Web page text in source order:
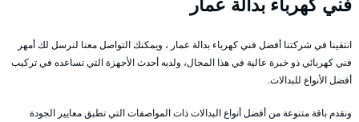
انتقينا في شركتنا أفضل فني كهرباء بدالة عمار ، ويمكنك التواصل معنا لنرسل لك أمهر
فني كهربائي ذو خبرة عالية في هذا المجال، ولديه أحدث الأجهزة التي تساعده في تركيب
أفضل الأنواع للبدالات.
ونقدم باقة متنوعة من أفضل أنواع البدالات ذات المواصفات التي تطبق معايير الجودة